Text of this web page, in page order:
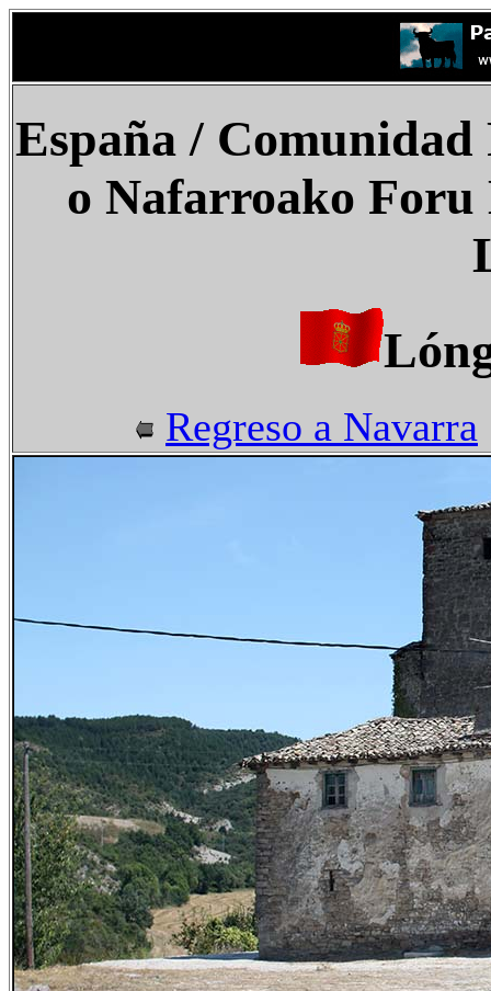
España /
o Nafarroako
Regreso a Navarra